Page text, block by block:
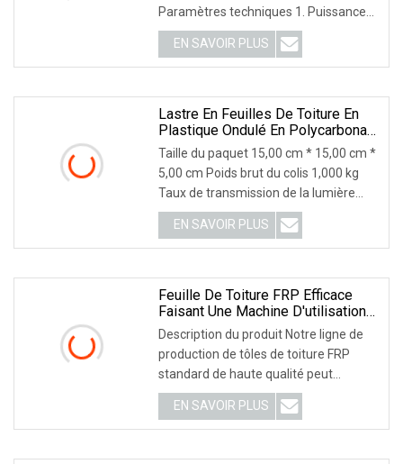
Paramètres techniques 1. Puissance
du moteur principal : 3KW 2. Puissance
de la station hydraulique : 3KW 3.
Pompe à huile hydraulique : CB-E310 4.
EN SAVOIR PLUS
Lastre En Feuilles De Toiture En
Plastique Ondulé En Polycarbonate
Coloré Policarbonato
Taille du paquet 15,00 cm * 15,00 cm *
5,00 cm Poids brut du colis 1,000 kg
Taux de transmission de la lumière
élevé (jusqu'à 90 %)Poids léger,
manipulation et installation
facilesLongue durée de vie avec
gratuit
EN SAVOIR PLUS
Feuille De Toiture FRP Efficace
Faisant Une Machine D'utilisation
De Longue Durée
Description du produit Notre ligne de
production de tôles de toiture FRP
standard de haute qualité peut
fabriquer en continu des tôles
ondulées FRP de haute qualité à partir
de tôles de toiture simples.
EN SAVOIR PLUS